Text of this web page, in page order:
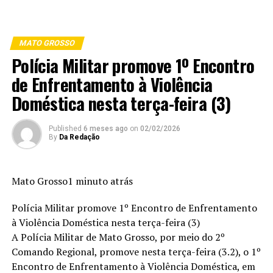
MATO GROSSO
Polícia Militar promove 1º Encontro
de Enfrentamento à Violência
Doméstica nesta terça-feira (3)
Published 6 meses ago on 02/02/2026
By Da Redação
Mato Grosso1 minuto atrás
Polícia Militar promove 1º Encontro de Enfrentamento
à Violência Doméstica nesta terça-feira (3)
A Polícia Militar de Mato Grosso, por meio do 2º
Comando Regional, promove nesta terça-feira (3.2), o 1º
Encontro de Enfrentamento à Violência Doméstica, em